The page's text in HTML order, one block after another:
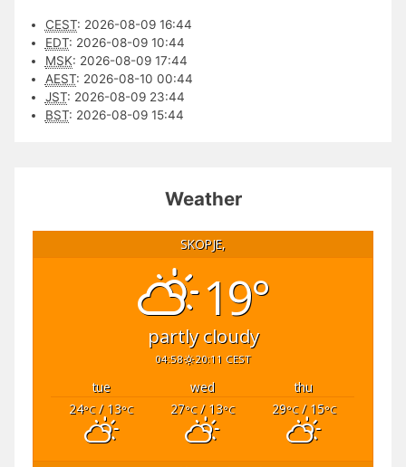
CEST: 2026-08-09 16:44
EDT: 2026-08-09 10:44
MSK: 2026-08-09 17:44
AEST: 2026-08-10 00:44
JST: 2026-08-09 23:44
BST: 2026-08-09 15:44
Weather
SKOPJE,
19°
partly cloudy
04:58 20:11 CEST
tue wed
thu
24°C/ 13°C 27°C/ 13°C 29°C/ 15°C